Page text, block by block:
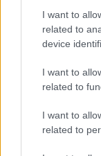
I want to
related to
device
I want to
related to
I want to
related to
Brentolie daalt
Sanne De Vries · 5 aug